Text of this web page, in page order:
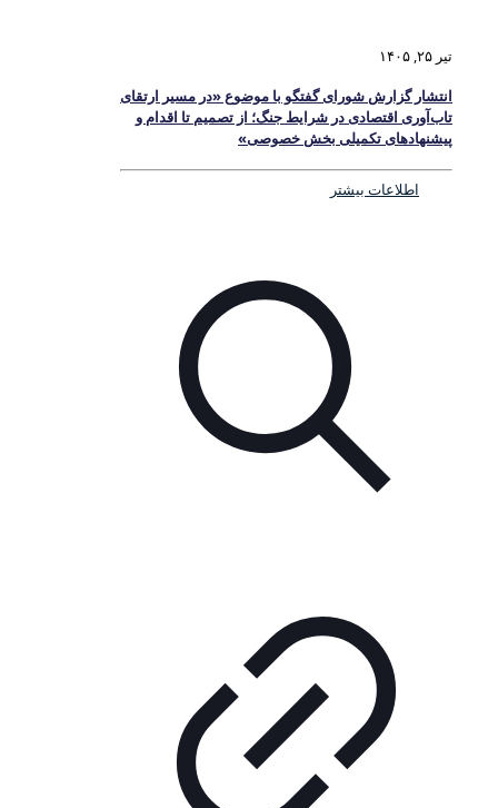
تیر ۲۵, ۱۴۰۵
انتشار گزارش شورای گفتگو با موضوع «در مسیر ارتقای
تاب‌آوری اقتصادی در شرایط جنگ؛ از تصمیم تا اقدام و
پیشنهادهای تکمیلی بخش خصوصی»
اطلاعات بیشتر